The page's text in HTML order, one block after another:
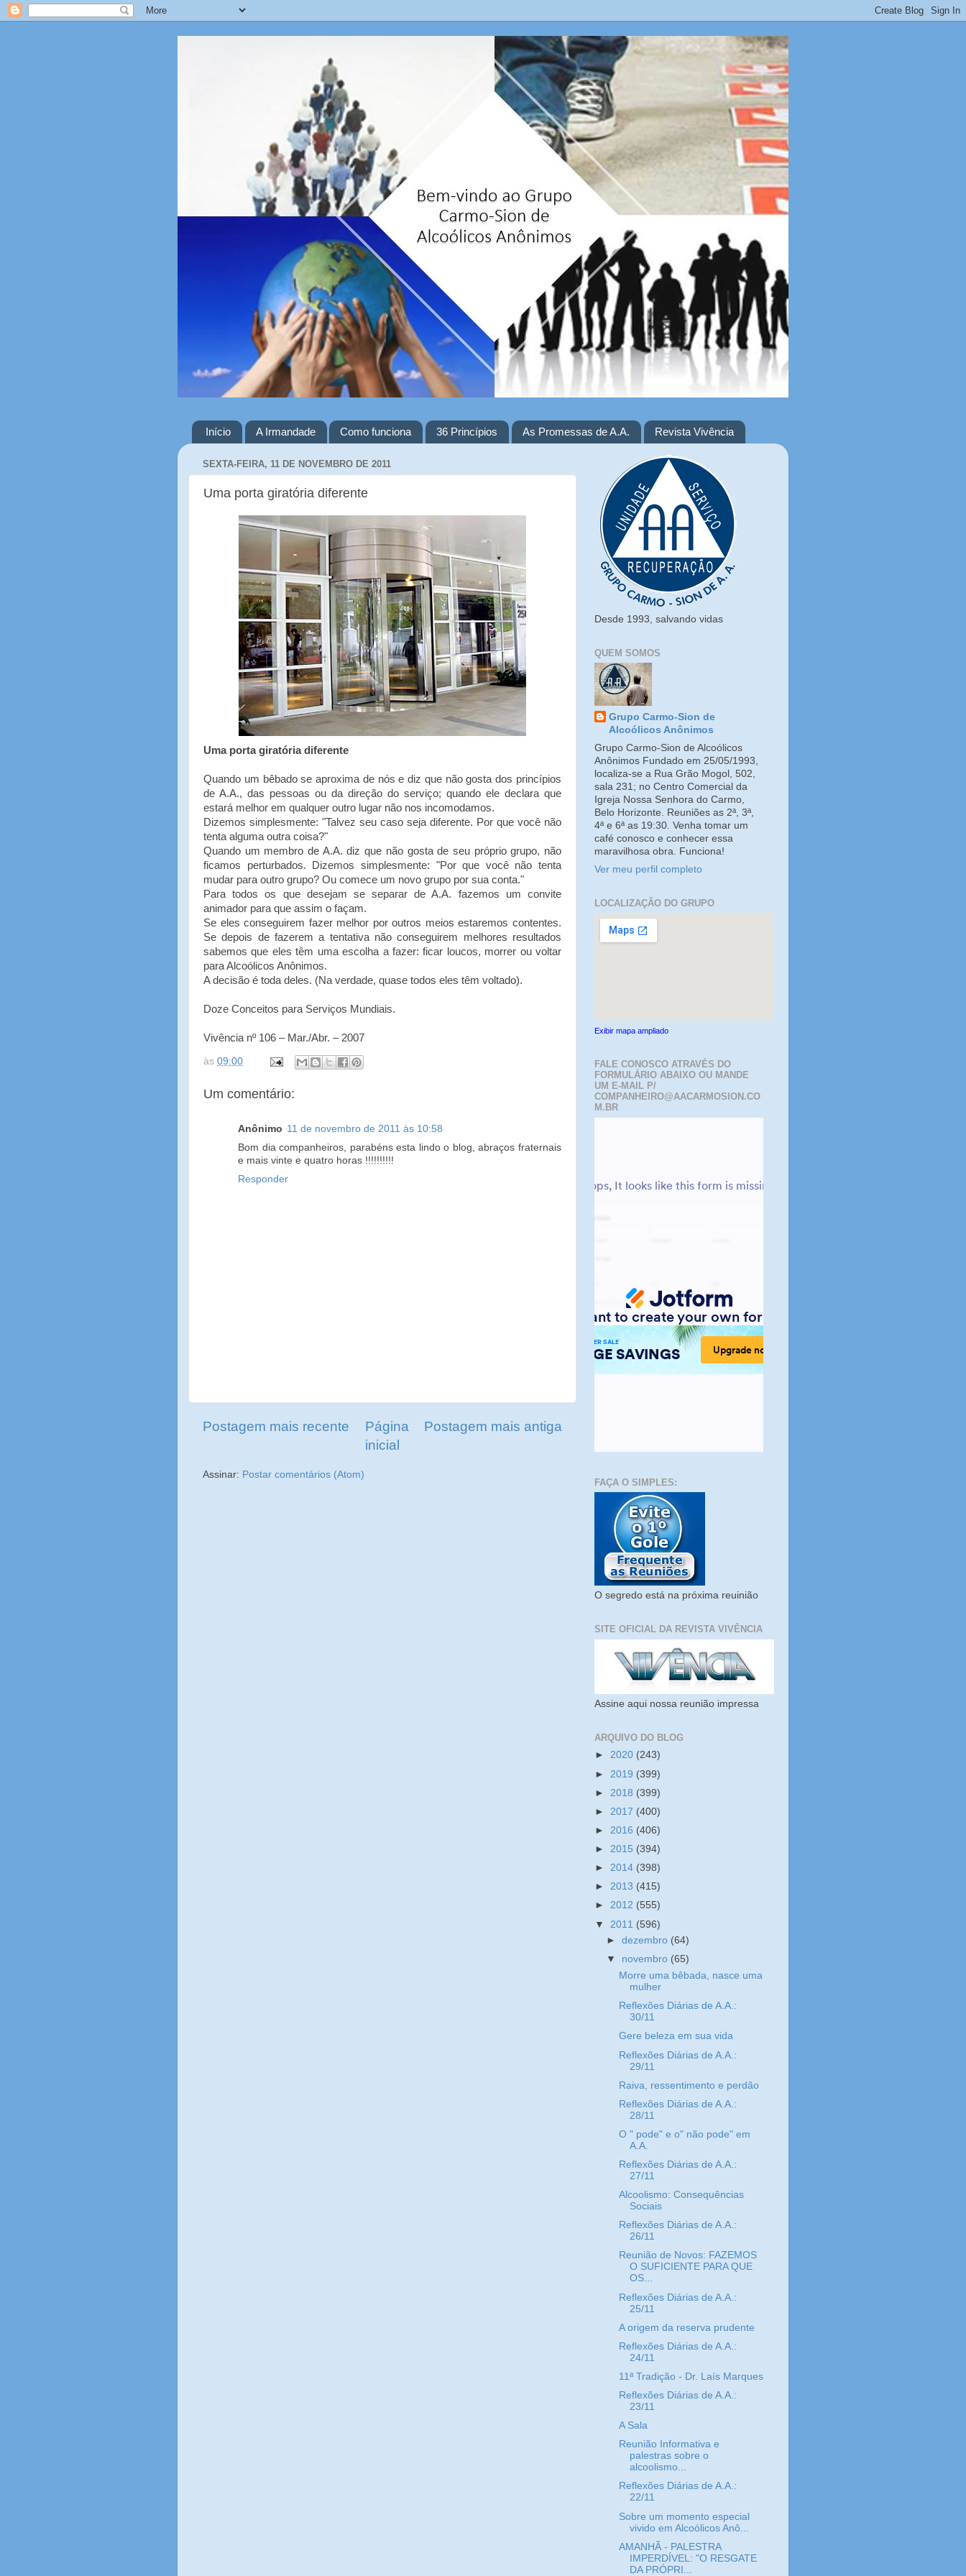
Início A Irmandade Como funciona 36 Princípios As Promessas de A.A. Revista Vivência
SEXTA-FEIRA, 11 DE NOVEMBRO DE 2011
Uma porta giratória diferente
Uma porta giratória diferente
Quando um bêbado se aproxima de nós e diz que não gosta dos princípios
de A.A., das pessoas ou da direção do serviço; quando ele declara que
estará melhor em qualquer outro lugar não nos incomodamos.
Dizemos simplesmente: "Talvez seu caso seja diferente. Por que você não
tenta alguma outra coisa?"
Quando um membro de A.A. diz que não gosta de seu próprio grupo, não
ficamos perturbados. Dizemos simplesmente: "Por que você não tenta
mudar para outro grupo? Ou comece um novo grupo por sua conta."
Para todos os que desejam se separar de A.A. fazemos um convite
animador para que assim o façam.
Se eles conseguirem fazer melhor por outros meios estaremos contentes.
Se depois de fazerem a tentativa não conseguirem melhores resultados
sabemos que eles têm uma escolha a fazer: ficar loucos, morrer ou voltar
para Alcoólicos Anônimos.
A decisão é toda deles. (Na verdade, quase todos eles têm voltado).
Doze Conceitos para Serviços Mundiais.
Vivência nº 106 – Mar./Abr. – 2007
às 09:00
Um comentário:
Anônimo 11 de novembro de 2011 às 10:58
Bom dia companheiros, parabéns esta lindo o blog, abraços fraternais
e mais vinte e quatro horas !!!!!!!!!!
Responder
Postagem mais recente Postagem mais antiga
Página
inicial
Assinar: Postar comentários (Atom)
Desde 1993, salvando vidas
QUEM SOMOS
Grupo Carmo-Sion de
Alcoólicos Anônimos
Grupo Carmo-Sion de Alcoólicos
Anônimos Fundado em 25/05/1993,
localiza-se a Rua Grão Mogol, 502,
sala 231; no Centro Comercial da
Igreja Nossa Senhora do Carmo,
Belo Horizonte. Reuniões as 2ª, 3ª,
4ª e 6ª as 19:30. Venha tomar um
café conosco e conhecer essa
maravilhosa obra. Funciona!
Ver meu perfil completo
LOCALIZAÇÃO DO GRUPO
Exibir mapa ampliado
FALE CONOSCO ATRAVÉS DO
FORMULÁRIO ABAIXO OU MANDE
UM E-MAIL P/
COMPANHEIRO@AACARMOSION.CO
M.BR
FAÇA O SIMPLES:
O segredo está na próxima reuinião
SITE OFICIAL DA REVISTA VIVÊNCIA
Assine aqui nossa reunião impressa
ARQUIVO DO BLOG
► 2020 (243)
► 2019 (399)
► 2018 (399)
► 2017 (400)
► 2016 (406)
► 2015 (394)
► 2014 (398)
► 2013 (415)
► 2012 (555)
▼ 2011 (596)
►dezembro (64)
▼ novembro (65)
Morre uma bêbada, nasce uma
mulher
Reflexões Diárias de A.A.:
30/11
Gere beleza em sua vida
Reflexões Diárias de A.A.:
29/11
Raiva, ressentimento e perdão
Reflexões Diárias de A.A.:
28/11
O " pode" e o" não pode" em
A.A.
Reflexões Diárias de A.A.:
27/11
Alcoolismo: Consequências
Sociais
Reflexões Diárias de A.A.:
26/11
Reunião de Novos: FAZEMOS
O SUFICIENTE PARA QUE
OS...
Reflexões Diárias de A.A.:
25/11
A origem da reserva prudente
Reflexões Diárias de A.A.:
24/11
11ª Tradição - Dr. Laís Marques
Reflexões Diárias de A.A.:
23/11
A Sala
Reunião Informativa e
palestras sobre o
alcoolismo...
Reflexões Diárias de A.A.:
22/11
Sobre um momento especial
vivido em Alcoólicos Anô...
AMANHÃ - PALESTRA
IMPERDÍVEL: "O RESGATE
DA PRÓPRI...